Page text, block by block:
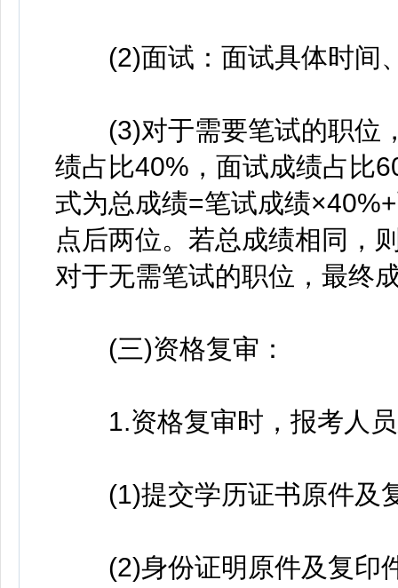
(2)面试：面试具体时间
(3)对于需要笔试的职位
绩占比40%，面试成绩占比
式为总成绩=笔试成绩
点后两位。若总成绩相同，
对于无需笔试的职位，最终
(三)资格复审：
1.资格复审时，报考人员
(1)提交学历证书原件及
(2)身份证明原件及复印